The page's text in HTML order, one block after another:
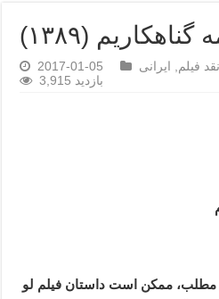
(۱۳۸۹)
2017-01-05 نقد فیلم ایرانی
3,915 بازدید
مطلب، ممکن است داستان فیلم لو